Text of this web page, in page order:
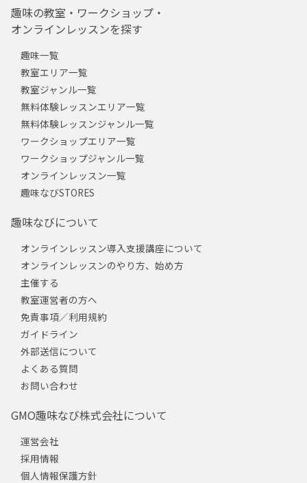
趣味の教室・ワークショップ・
オンラインレッスンを探す
趣味一覧
教室エリア一覧
教室ジャンル一覧
無料体験レッスンエリア一覧
無料体験レッスンジャンル一覧
ワークショップエリア一覧
ワークショップジャンル一覧
オンラインレッスン一覧
趣味なびSTORES
趣味なびについて
オンラインレッスン導入支援講座について
オンラインレッスンのやり方、始め方
主催する
教室運営者の方へ
免責事項／利用規約
ガイドライン
外部送信について
よくある質問
お問い合わせ
GMO趣味なび株式会社について
運営会社
採用情報
個人情報保護方針